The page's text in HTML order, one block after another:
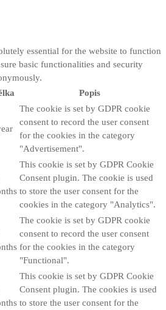
essential for the website to function
basic functionalities and security
Popis
The cookie is set by GDPR cookie
consent to record the user consent
for the cookies in the category
"Advertisement".
This cookie is set by GDPR Cookie
Consent plugin. The cookie is used
to store the user consent for the
cookies in the category "Analytics".
The cookie is set by GDPR cookie
consent to record the user consent
for the cookies in the category
"Functional".
This cookie is set by GDPR Cookie
Consent plugin. The cookies is used
to store the user consent for the